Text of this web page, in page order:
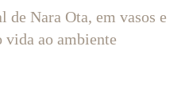
de Nara Ota, em vasos e
vida ao ambiente